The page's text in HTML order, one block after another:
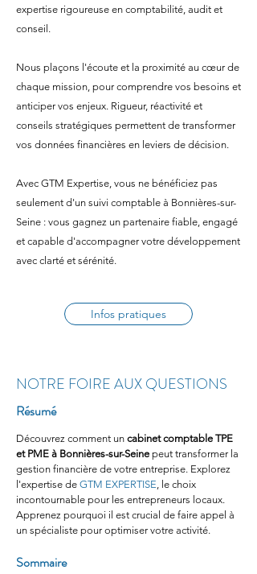
expertise rigoureuse en comptabilité, audit et
conseil.
Nous plaçons l'écoute et la proximité au cœur de
chaque mission, pour comprendre vos besoins et
anticiper vos enjeux. Rigueur, réactivité et
conseils stratégiques permettent de transformer
vos données financières en leviers de décision.
Avec GTM Expertise, vous ne bénéficiez pas
seulement d'un suivi comptable à Bonnières-sur-
Seine : vous gagnez un partenaire fiable, engagé
et capable d'accompagner votre développement
avec clarté et sérénité.
Infos pratiques
NOTRE FOIRE AUX QUESTIONS
Résumé
Découvrez comment un cabinet comptable TPE
et PME à Bonnières-sur-Seine peut transformer la
gestion financière de votre entreprise. Explorez
l'expertise de GTM EXPERTISE, le choix
incontournable pour les entrepreneurs locaux.
Apprenez pourquoi il est crucial de faire appel à
un spécialiste pour optimiser votre activité.
Sommaire